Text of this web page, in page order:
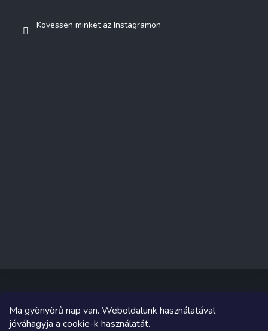
Ma gyönyörű nap van. Weboldalunk használatával
jóváhagyja a cookie-k használatát.
Kövessen minket az Instagramon
Copyright 2026 Sakküzlet. Minden jog fenntartva.